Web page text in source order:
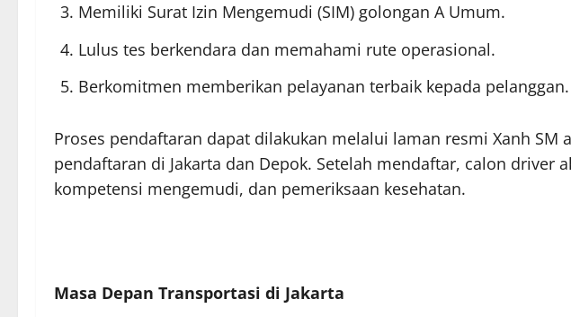
Memiliki Surat Izin Mengemudi (SIM) golongan A Umum.
Lulus tes berkendara dan memahami rute operasional.
Berkomitmen memberikan pelayanan terbaik kepada pelanggan.
Proses pendaftaran dapat dilakukan melalui laman resmi Xanh SM
pendaftaran di Jakarta dan Depok. Setelah mendaftar, calon driver
kompetensi mengemudi, dan pemeriksaan kesehatan.
Masa Depan Transportasi di Jakarta